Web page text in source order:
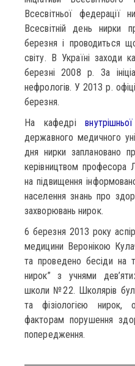
Всесвітньої федерації
Всесвітній день нирки
березня і проводиться
світу. В Україні заходи
березні 2008 р. За
нефрологів. У 2013 р.
березня.
На кафедрі
державного медичного
дня нирки заплановано
керівництвом професора
на підвищення
населення знань про
захворювань нирок.
6 березня 2013 року
медицини Веронікою
та проведено бесіди на
нирок” з учнями
школи №22. Школярів
та фізіологією нирок,
факторам порушення
попередження.